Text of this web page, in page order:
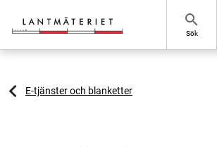
search
Sök
E-tjänster och blanketter